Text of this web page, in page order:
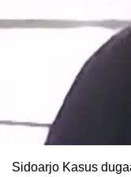
Sidoarjo Kasus